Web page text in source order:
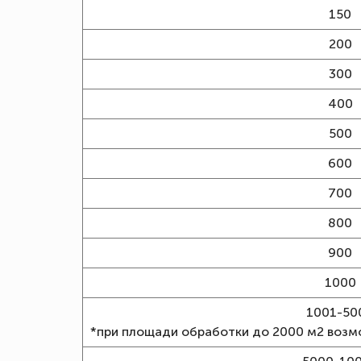
150
200
300
400
500
600
700
800
900
1000
1001-
*при площади обработки до 2000 м2